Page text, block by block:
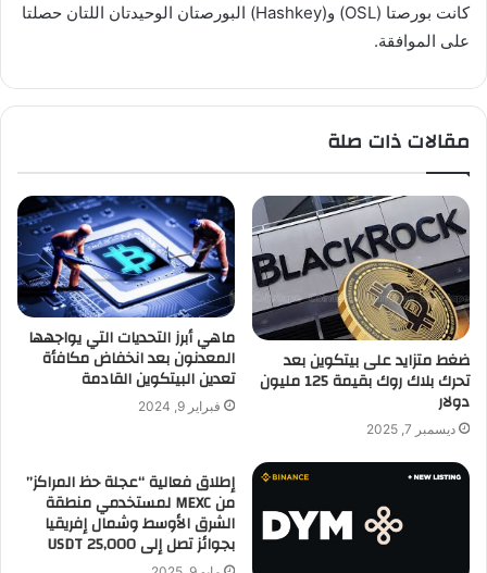
كانت بورصتا (OSL) و(Hashkey) البورصتان الوحيدتان اللتان حصلتا
على الموافقة.
مقالات ذات صلة
ضغط متزايد على بيتكوين بعد
تحرك بلاك روك بقيمة 125 مليون
دولار
ديسمبر 7, 2025
ماهي أبرز التحديات التي يواجهها
المعدنون بعد انخفاض مكافأة
تعدين البيتكوين القادمة
فبراير 9, 2024
إطلاق فعالية “عجلة حظ المراكز”
من MEXC لمستخدمي منطقة
الشرق الأوسط وشمال إفريقيا
بجوائز تصل إلى 25,000 USDT